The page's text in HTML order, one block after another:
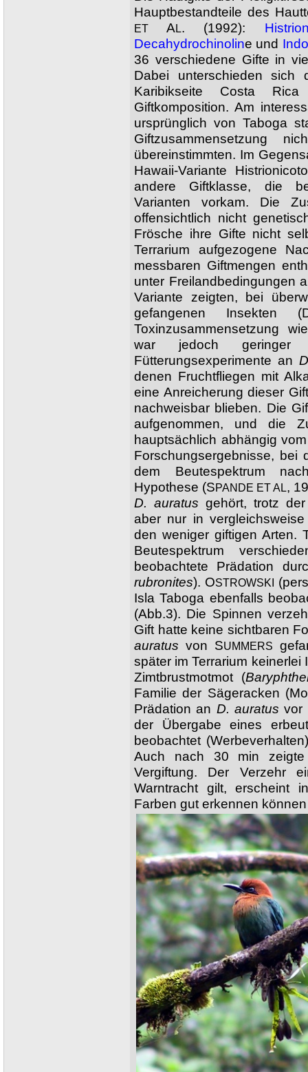
Hauptbestandteile des
ET AL. (1992):
Decahydrochinoline und
36 verschiedene Gifte in
Dabei unterschieden sich
Karibikseite Costa
Giftkomposition. Am
ursprünglich von Taboga
Giftzusammensetzung
übereinstimmten. Im
Hawaii-Variante
andere Giftklasse, die
Varianten vorkam. Die
offensichtlich nicht
Frösche ihre Gifte nicht
Terrarium aufgezogene
messbaren Giftmengen
unter Freilandbedingungen
Variante zeigten, bei
gefangenen Insekten
Toxinzusammensetzung
war jedoch geringer
Fütterungsexperimente an
denen Fruchtfliegen mit
eine Anreicherung dieser
nachweisbar blieben. Die
aufgenommen, und die
hauptsächlich abhängig
Forschungsergebnisse, bei
dem Beutespektrum
Hypothese (SPANDE ET AL,
D. auratus gehört, trotz
aber nur in
den weniger giftigen Arten.
Beutespektrum
beobachtete Prädation
rubronites). OSTROWSKI
Isla Taboga ebenfalls
(Abb.3). Die Spinnen
Gift hatte keine sichtbaren
auratus von SUMMERS
später im Terrarium
Zimtbrustmotmot (
Familie der Sägeracken
Prädation an D. auratus vor
der Übergabe eines
beobachtet
Auch nach 30 min
Vergiftung. Der Verzehr
Warntracht gilt, erscheint
Farben gut erkennen